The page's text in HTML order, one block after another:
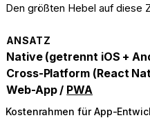
Den größten Hebel auf diese
Kostenrahmen für App-
ANSATZ
Native (getrennt iOS +
Cross-Platform (React
Web-App / PWA